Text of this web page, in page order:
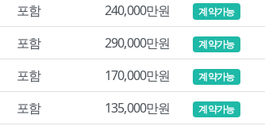
포함 240,000만원 계약가능
포함 290,000만원 계약가능
포함 170,000만원 계약가능
포함 135,000만원 계약가능